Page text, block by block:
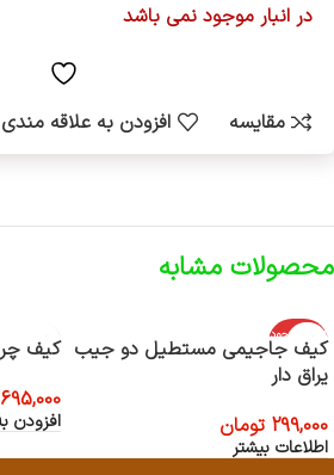
در انبار موجود نمی باشد
مقایسه افزودن به علاقه مندی
محصولات مشابه
اتمام موجود
ی
کیف جاجیمی مستطیل دو جیب
یراق دار
299,000 تومان
اطلاعات بیشتر
کیف
695,000
افزودن